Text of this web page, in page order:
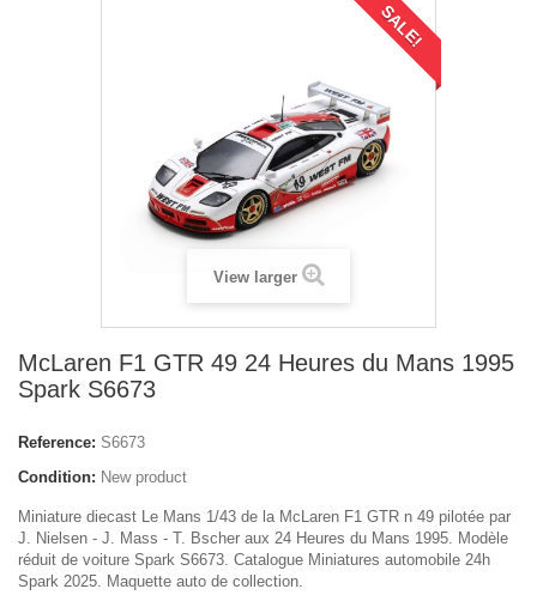
SALE!
View larger
McLaren F1 GTR 49 24 Heures du Mans 1995
Spark S6673
Reference: S6673
Condition: New product
Miniature diecast Le Mans 1/43 de la McLaren F1 GTR n 49 pilotée par
J. Nielsen - J. Mass - T. Bscher aux 24 Heures du Mans 1995. Modèle
réduit de voiture Spark S6673. Catalogue Miniatures automobile 24h
Spark 2025. Maquette auto de collection.